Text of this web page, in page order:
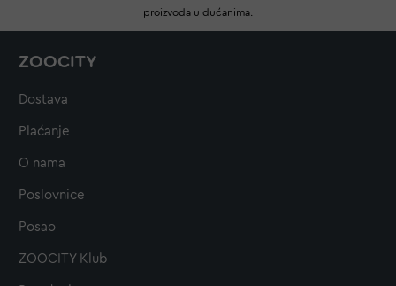
proizvoda u dućanima.
ZOOCITY
Dostava
Plaćanje
O nama
Poslovnice
Posao
ZOOCITY Klub